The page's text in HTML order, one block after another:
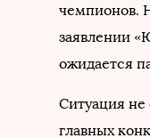
чемпионов.
заявлении
ожидается
Ситуация
главных